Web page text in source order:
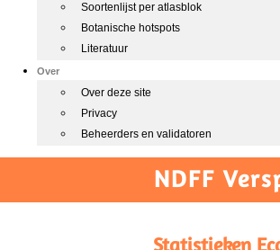
Soortenlijst per atlasblok
Botanische hotspots
Literatuur
Over
Over deze site
Privacy
Beheerders en validatoren
NDFF
Statistieken